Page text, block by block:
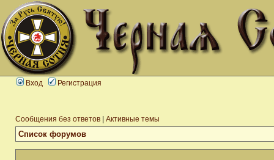
Вход Регистрация
Сообщения без ответов Активные темы
Список форумов